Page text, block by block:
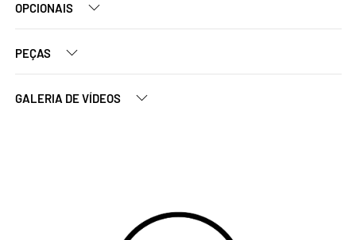
OPCIONAIS
PEÇAS
GALERIA DE VÍDEOS